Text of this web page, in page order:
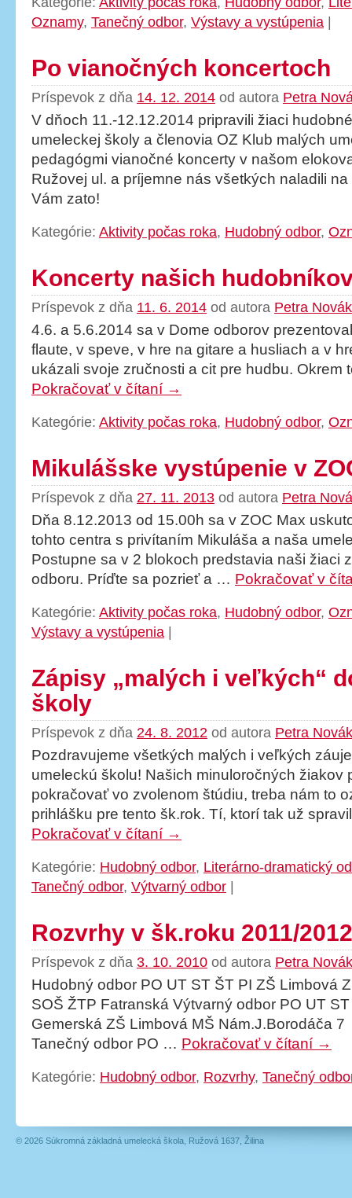
Oznamy, Tanečný odbor, Výstavy a vystúpenia
Po vianočných koncertoch
Príspevok z dňa 14. 12. 2014 od autora Petra
V dňoch 11.-12.12.2014 pripravili žiaci
umeleckej školy a členovia OZ Klub malých
pedagógmi vianočné koncerty v našom
Ružovej ul. a príjemne nás všetkých naladili
Vám zato!
Kategórie: Aktivity počas roka, Hudobný odbor,
Koncerty našich
Príspevok z dňa 11. 6. 2014 od autora Petra
4.6. a 5.6.2014 sa v Dome odborov
flaute, v speve, v hre na gitare a husliach a v
ukázali svoje zručnosti a cit pre hudbu.
Pokračovať v čítaní →
Kategórie: Aktivity počas roka, Hudobný odbor,
Mikulášske vystúpenie v
Príspevok z dňa 27. 11. 2013 od autora Petra
Dňa 8.12.2013 od 15.00h sa v ZOC Max
tohto centra s privítaním Mikuláša a naša
Postupne sa v 2 blokoch predstavia naši žiaci
odboru. Príďte sa pozrieť a … Pokračovať v
Kategórie: Aktivity počas roka, Hudobný odbor,
Výstavy a vystúpenia
Zápisy „malých i veľkých“
školy
Príspevok z dňa 24. 8. 2012 od autora Petra
Pozdravujeme všetkých malých i veľkých
umeleckú školu! Našich minuloročných žiakov
pokračovať vo zvolenom štúdiu, treba nám to
prihlášku pre tento šk.rok. Tí, ktorí tak už
Pokračovať v čítaní →
Kategórie: Hudobný odbor, Literárno-dramatický
Tanečný odbor, Výtvarný odbor
Rozvrhy v šk.roku 2011/2012
Príspevok z dňa 3. 10. 2010 od autora Petra
Hudobný odbor PO UT ST ŠT PI ZŠ Limbová
SOŠ ŽTP Fatranská Výtvarný odbor PO UT
Gemerská ZŠ Limbová MŠ Nám.J.Borodáča
Tanečný odbor PO … Pokračovať v čítaní →
Kategórie: Hudobný odbor, Rozvrhy, Tanečný
© 2026 Súkromná základná umelecká škola, Ružová 1637, Žilina